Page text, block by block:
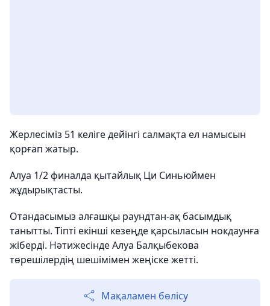
Жерлесіміз 51 келіге дейінгі салмақта ел намысын
қорғап жатыр.
Алуа 1/2 финалда қытайлық Ци Синьюймен
жұдырықтасты.
Отандасымыз алғашқы раундтан-ақ басымдық
танытты. Тіпті екінші кезеңде қарсыласын нокдаунға
жіберді. Нәтижесінде Алуа Балқыбекова
төрешілердің шешімімен жеңіске жетті.
Мақаламен бөлісу